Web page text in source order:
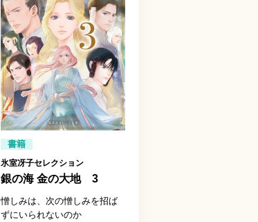
書籍
氷室冴子セレクション
銀の海 金の大地 3
憎しみは、次の憎しみを招ば
ずにいられないのか